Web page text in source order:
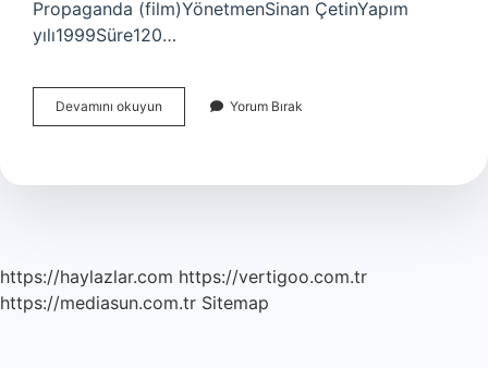
Propaganda (film)YönetmenSinan ÇetinYapım
yılı1999Süre120…
Devamını okuyun Propaganda
Hangi
Yorum Bırak
https://haylazlar.com https://vertigoo.com.tr
https://mediasun.com.tr Sitemap